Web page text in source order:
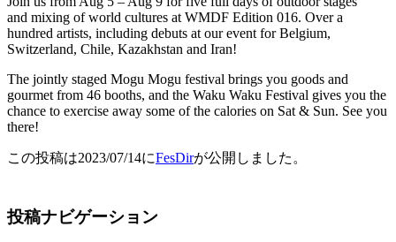
and mixing of world cultures at WMDF Edition 016. Over a
hundred artists, including debuts at our event for Belgium,
Switzerland, Chile, Kazakhstan and Iran!
The jointly staged Mogu Mogu festival brings you goods and
gourmet from 46 booths, and the Waku Waku Festival gives you the
chance to exercise away some of the calories on Sat & Sun. See you
there!
この投稿は2023/07/14にFesDirが公開しました 。
投稿ナビゲーション